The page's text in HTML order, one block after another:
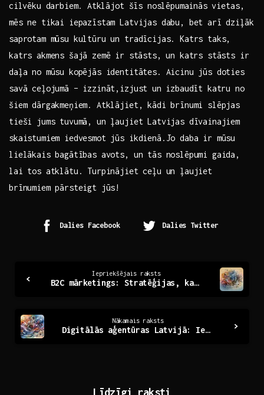
⁣cilvēku darbiem.⁢ Atklājot šīs noslēpumainās ⁤vietas,
mēs ne tikai iepazīstam Latvijas dabu, bet arī dziļāk
saprotam mūsu kultūru un tradīcijas. Katrs taks,
katrs akmens šajā zemē ir ⁤stāsts, un katrs stāsts ir
daļa no mūsu kopējās identitātes. Aicinu ​jūs doties
savā ceļojumā – izzināt,izjust⁣ un izbaudīt katru no
šiem dārgakmeņiem. Atklājiet, kādi brīnumi slēpjas
tieši jums tuvumā, un ļaujiet Latvijas dīvainajiem
skaistumiem iedvesmot jūs ikdienā.Jo daba ir mūsu
lielākais bagātības avots, un tās noslēpumi gaida,
lai tos atklātu. Turpinājiet ceļu un ļaujiet
brīnumiem pārsteigt jūs!
Dalies Facebook Dalies Twitter
Reading
Iepriekšējais raksts
B2C mārketings: Stratēģijas, kas uzrunā patērētājus
Nākamais raksts
Digitālās aģentūras Latvijā: Ietekme un attīstība mūsdienās
Līdzīgi raksti